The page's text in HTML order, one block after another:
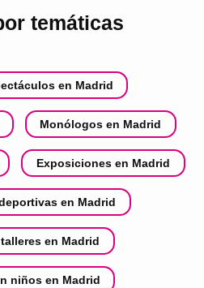
temáticas
en Madrid
Monólogos en Madrid
Exposiciones en Madrid
en Madrid
en Madrid
niños en Madrid